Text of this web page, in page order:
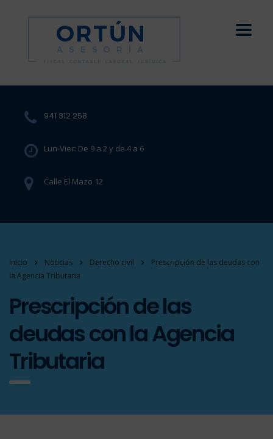
941 312 258
Lun-Vier: De 9 a 2 y de 4 a 6
Calle El Mazo 12
Inicio Noticias Derecho civil
Prescripción de las deudas con
la Agencia Tributaria
Prescripción de las
deudas con la Agencia
Tributaria